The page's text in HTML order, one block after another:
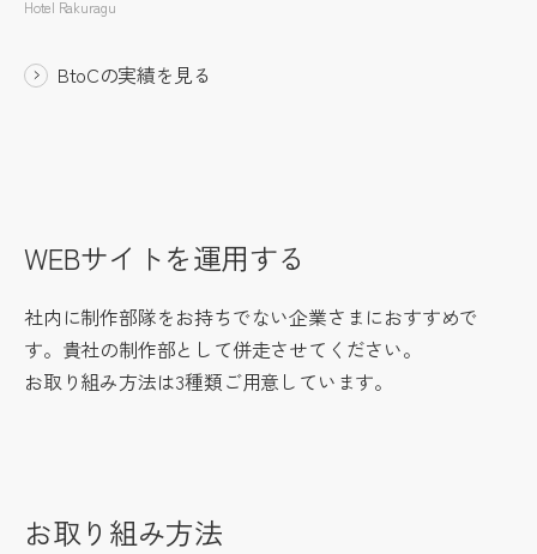
Hotel Rakuragu
BtoCの実績を見る
WEBサイトを運用する
社内に制作部隊をお持ちでない企業さまにおすすめで
す。貴社の制作部として併走させてください。
お取り組み方法は3種類ご用意しています。
お取り組み方法